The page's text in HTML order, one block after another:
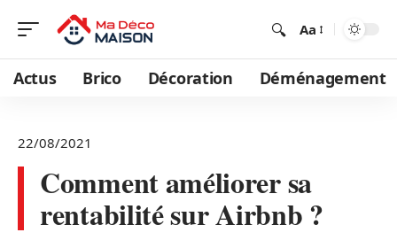
Aa
Actus Brico Décoration Déménagement
22/08/2021
Comment améliorer sa
rentabilité sur Airbnb ?